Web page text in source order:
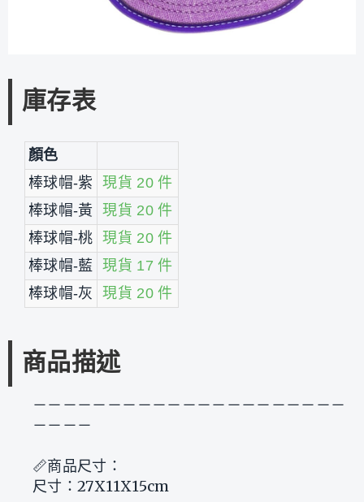
庫存表
顏色
棒球帽-紫
現貨 20 件
棒球帽-黃
現貨 20 件
棒球帽-桃
現貨 20 件
棒球帽-藍
現貨 17 件
棒球帽-灰
現貨 20 件
商品描述
－－－－－－－－－－－－－－－－－－－－－
－－－－
📏商品尺寸：
尺寸：27X11X15cm